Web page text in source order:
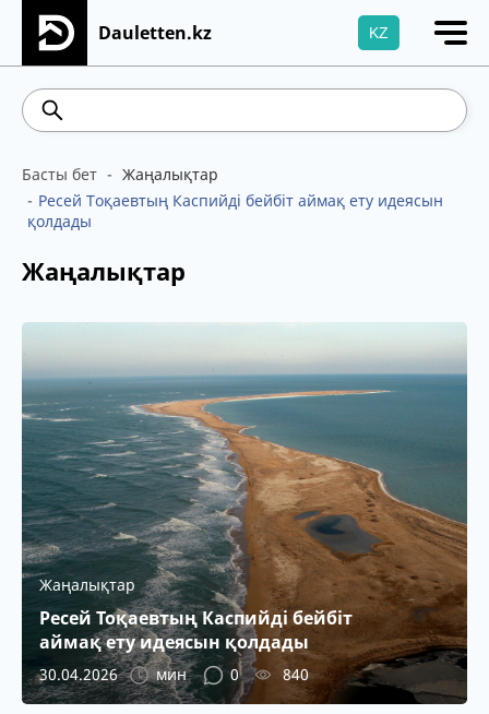
Dauletten.kz KZ
Сіздің өтінішіңіз сәтті жіберілді, Рақмет!
Басты бет
Жаңалықтар
Ресей Тоқаевтың Каспийді бейбіт аймақ ету идеясын
қолдады
Жаңалықтар
Жаңалықтар
Ресей Тоқаевтың Каспийді бейбіт
аймақ ету идеясын қолдады
30.04.2026 мин 0 840